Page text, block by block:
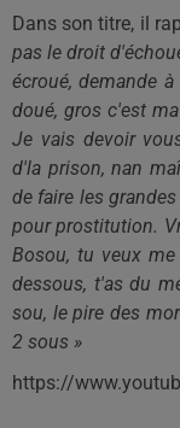
Dans son titre, il
pas le droit
écroué, demande
doué, gros c'est
Je vais devoir
d'la prison, nan
de faire les
pour prostitution.
Bosou, tu veux
dessous, t'as du
sou, le pire des
2 sous »
https://